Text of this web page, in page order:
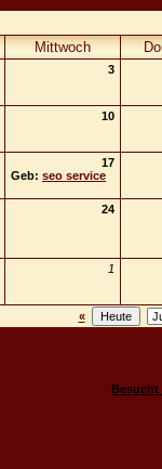
Mittwoch
3
10
17
Geb: seo service
24
1
«
Besucht